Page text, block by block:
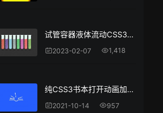
试管容器液体流动CSS3特效
2023-02-07 1,418
纯CSS3书本打开动画加载特效
2021-10-14 957